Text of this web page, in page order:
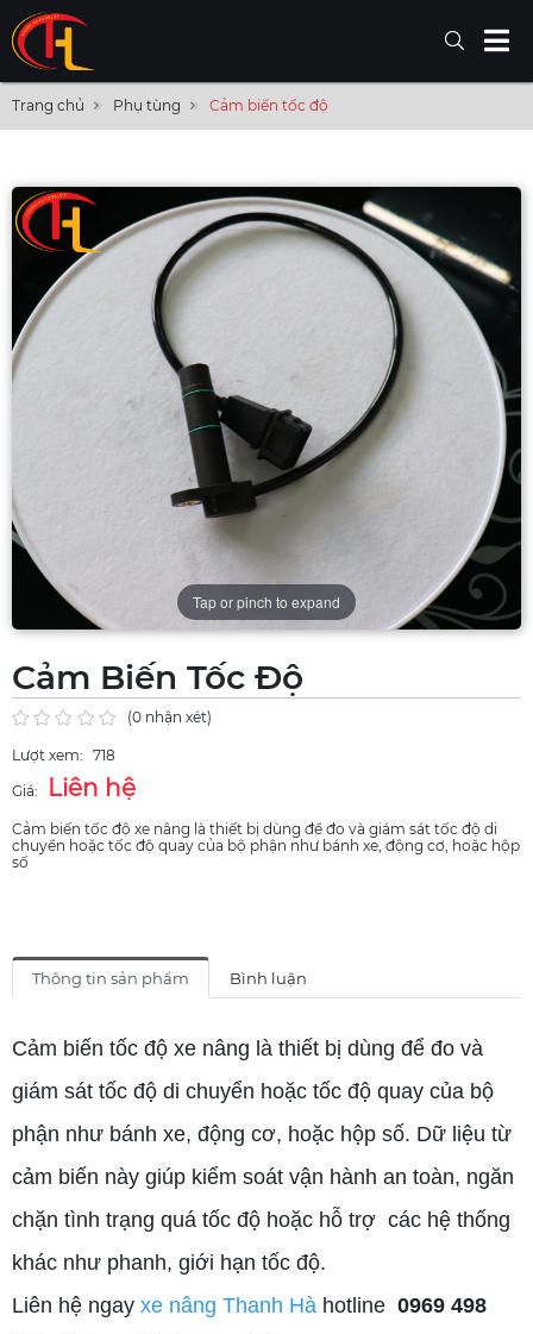
Trang chủ Phụ tùng Cảm biến tốc độ
Tap or pinch to expand
Cảm Biến Tốc Độ
(0 nhận xét)
Lượt xem: 718
Giá:
Liên hệ
Cảm biến tốc độ xe nâng là thiết bị dùng để đo và giám sát tốc độ di
chuyển hoặc tốc độ quay của bộ phận như bánh xe, động cơ, hoặc hộp
số
Thông tin sản phẩm Bình luận
Cảm biến tốc độ xe nâng là thiết bị dùng để đo và
giám sát tốc độ di chuyển hoặc tốc độ quay của bộ
phận như bánh xe, động cơ, hoặc hộp số. Dữ liệu từ
cảm biến này giúp kiểm soát vận hành an toàn, ngăn
chặn tình trạng quá tốc độ hoặc hỗ trợ các hệ thống
khác như phanh, giới hạn tốc độ.
Liên hệ ngay xe nâng Thanh Hà hotline 0969 498